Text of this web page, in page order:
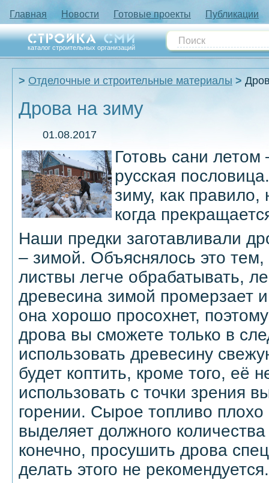
Главная Новости Готовые проекты Публикации
каталог строительных организаций
Отделочные и строительные материалы
Дрова на зиму
01.08.2017
Готовь сани летом
русская
зиму, как правило,
когда
Наши предки заготавливали
– зимой. Объяснялось это тем,
листвы легче обрабатывать,
древесина зимой промерзает
она хорошо просохнет,
дрова вы сможете только в
использовать древесину
будет коптить, кроме того, её
использовать с точки зрения
горении. Сырое топливо плохо
выделяет должного
конечно, просушить дрова
делать этого не рекомендуется.